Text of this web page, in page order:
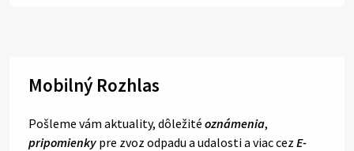
Mobilný Rozhlas
Pošleme vám aktuality, dôležité oznámenia,
pripomienky pre zvoz odpadu a udalosti a viac cez E-